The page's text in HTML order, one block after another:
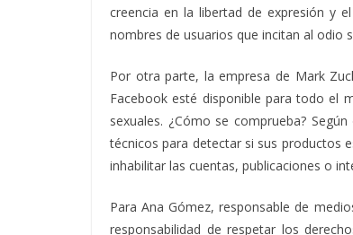
creencia en la libertad de expresión y
nombres de usuarios que incitan al odio
Por otra parte, la empresa de Mark
Facebook esté disponible para todo el
sexuales. ¿Cómo se comprueba?
técnicos para detectar si sus productos
inhabilitar las cuentas, publicaciones o
Para Ana Gómez, responsable de
responsabilidad de respetar los